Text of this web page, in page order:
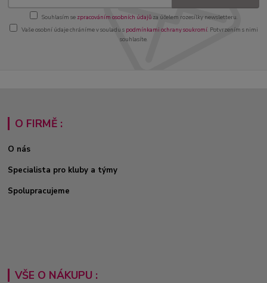
Souhlasím se zpracováním osobních údajůza účelem rozesílky newsletteru.
Vaše osobní údaje chráníme v souladu s podmínkami ochrany soukromí. Potvrzením s nimi
souhlasíte.
O FIRMĚ :
O nás
Specialista pro kluby a týmy
Spolupracujeme
VŠE O NÁKUPU :